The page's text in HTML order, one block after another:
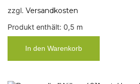
zzgl. Versandkosten
Produkt enthält: 0,5 m
In den Warenkorb